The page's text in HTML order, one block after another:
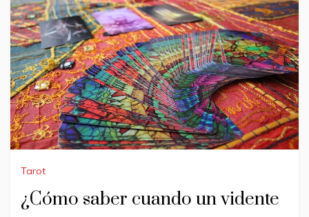
Tarot
¿Cómo saber cuando un vidente